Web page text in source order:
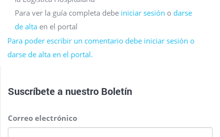
Para ver la guía completa debe iniciar sesión o darse
de alta en el portal
Para poder escribir un comentario debe iniciar sesión o
darse de alta en el portal.
Suscríbete a nuestro Boletín
Correo electrónico